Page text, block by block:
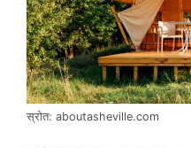
स्रोत: aboutasheville.com